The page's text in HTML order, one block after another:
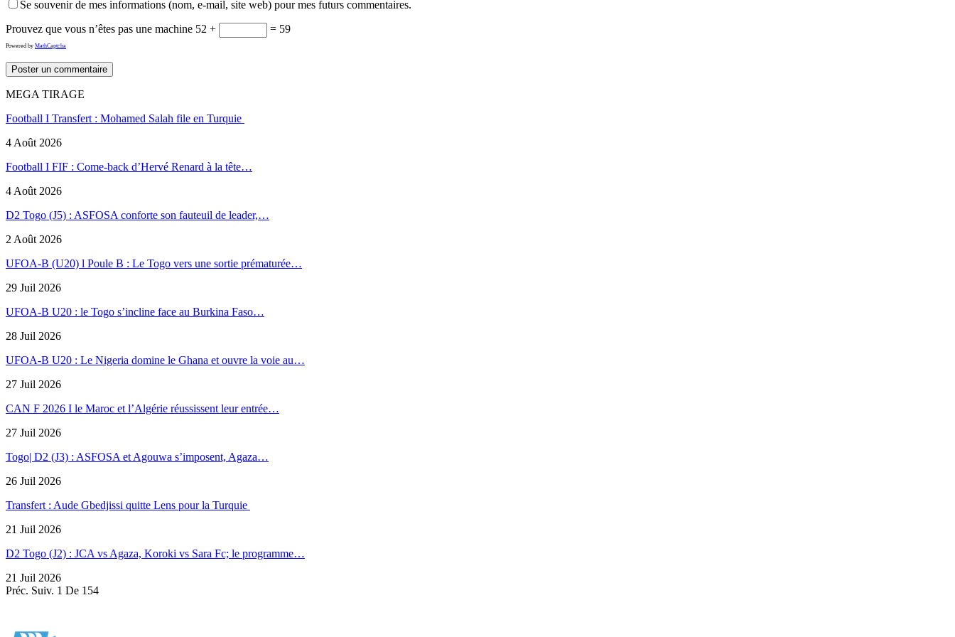
Se souvenir de mes informations (nom, e-mail, site web) pour mes futurs commentaires.
Prouvez que vous n’êtes pas une machine 52 + = 59
Powered by MathCaptcha
MEGA TIRAGE
Football I Transfert : Mohamed Salah file en Turquie
4 Août 2026
Football I FIF : Come-back d’Hervé Renard à la tête…
4 Août 2026
D2 Togo (J5) : ASFOSA conforte son fauteuil de leader,…
2 Août 2026
UFOA-B (U20) l Poule B : Le Togo vers une sortie prématurée…
29 Juil 2026
UFOA-B U20 : le Togo s’incline face au Burkina Faso…
28 Juil 2026
UFOA-B U20 : Le Nigeria domine le Ghana et ouvre la voie au…
27 Juil 2026
CAN F 2026 I le Maroc et l’Algérie réussissent leur entrée…
27 Juil 2026
Togo| D2 (J3) : ASFOSA et Agouwa s’imposent, Agaza…
26 Juil 2026
Transfert : Aude Gbedjissi quitte Lens pour la Turquie
21 Juil 2026
D2 Togo (J2) : JCA vs Agaza, Koroki vs Sara Fc; le programme…
21 Juil 2026
Préc. Suiv. 1 De 154